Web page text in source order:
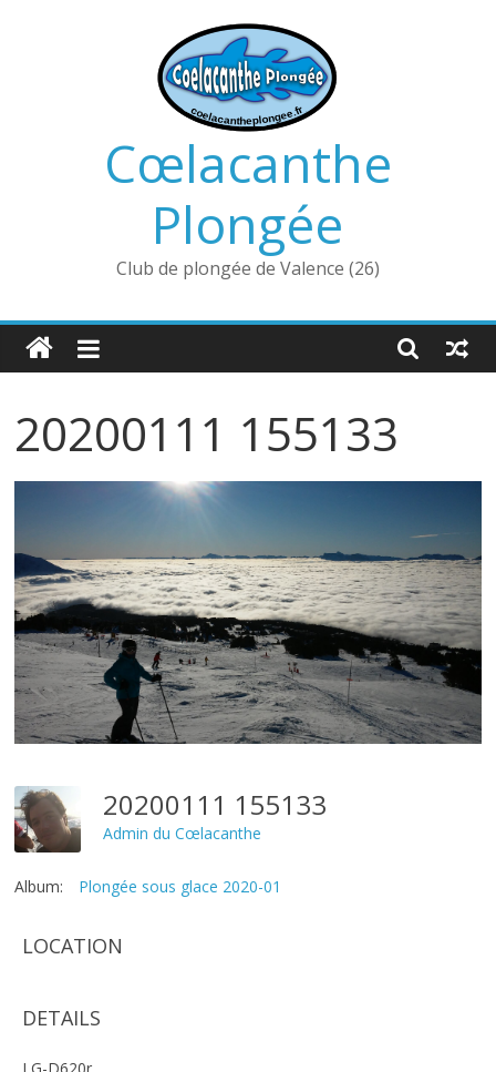
Cœlacanthe
Plongée
Club de plongée de Valence (26)
20200111 155133
20200111 155133
Admin du Cœlacanthe
Album: Plongée sous glace 2020-01
LOCATION
DETAILS